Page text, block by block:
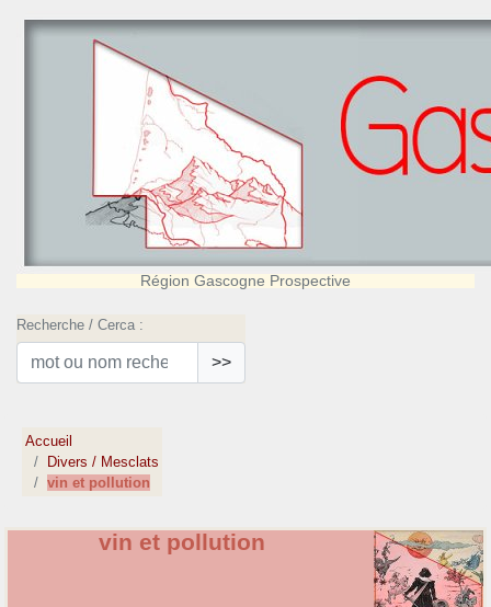
Région Gascogne Prospective
Recherche / Cerca :
>>
Accueil
Divers / Mesclats
vin et pollution
vin et pollution